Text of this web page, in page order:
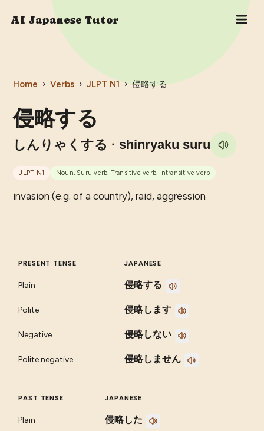
AI Japanese Tutor
Home › Verbs › JLPT N1 › 侵略する
侵略する
しんりゃくする · shinryaku suru
JLPT N1 Noun, Suru verb, Transitive verb, Intransitive verb
invasion (e.g. of a country), raid, aggression
PRESENT TENSE JAPANESE
Plain 侵略する
Polite 侵略します
Negative 侵略しない
Polite negative 侵略しません
PAST TENSE JAPANESE
Plain 侵略した